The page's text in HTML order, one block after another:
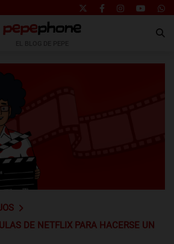
DE NETFLIX PARA HACERSE UN